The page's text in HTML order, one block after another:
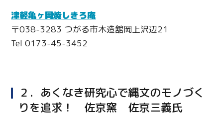
津軽亀ヶ岡焼しきろ庵
〒038-3283 つがる市木造舘岡上沢辺21
Tel 0173-45-3452
２．あくなき研究心で縄文のモノづく
りを追求！ 佐京窯 佐京三義氏